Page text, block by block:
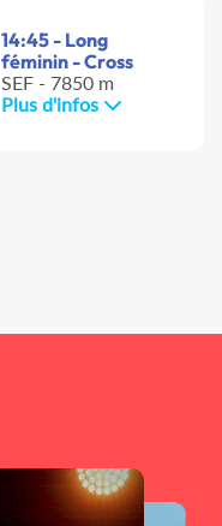
14:45 - Long
féminin - Cross
SEF - 7850 m
Plus d'infos